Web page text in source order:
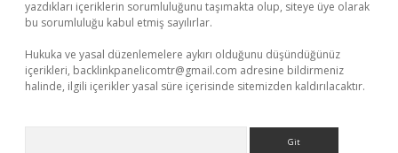
yazdıkları içeriklerin sorumluluğunu taşımakta olup, siteye üye olarak
bu sorumluluğu kabul etmiş sayılırlar.
Hukuka ve yasal düzenlemelere aykırı olduğunu düşündüğünüz
içerikleri, backlinkpanelicomtr@gmail.com adresine bildirmeniz
halinde, ilgili içerikler yasal süre içerisinde sitemizden kaldırılacaktır.